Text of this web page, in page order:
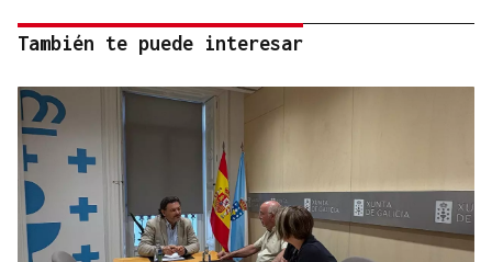
También te puede interesar